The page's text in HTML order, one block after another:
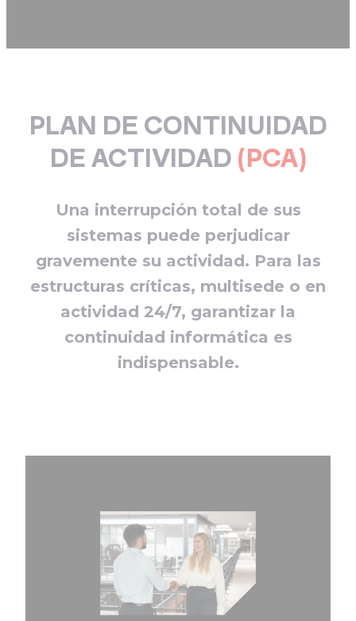
PLAN DE CONTINUIDAD
DE ACTIVIDAD(PCA)
Una interrupción total de sus
sistemas puede perjudicar
gravemente su actividad. Para las
estructuras críticas, multisede o en
actividad 24/7, garantizar la
continuidad informática es
indispensable.